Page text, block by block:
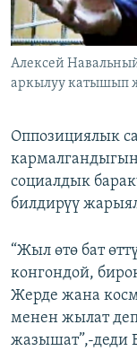
ЭЕ/АРнун
Алексей
аркылуу катышып
Оппозициялык
социалдык
билдирүү
“Жыл өтө бат
конгондой,
Жерде жана
менен жылат
жазышат”,-деди